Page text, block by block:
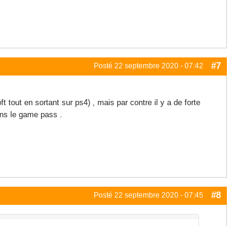
Posté 22 septembre 2020 - 07:42 #7
tout en sortant sur ps4) , mais par contre il y a de forte
le game pass .
Posté 22 septembre 2020 - 07:45 #8